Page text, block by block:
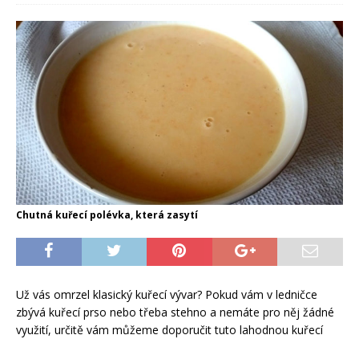
Chutná kuřecí polévka, která zasytí
Už vás omrzel klasický kuřecí vývar? Pokud vám v ledničce
zbývá kuřecí prso nebo třeba stehno a nemáte pro něj žádné
využití, určitě vám můžeme doporučit tuto lahodnou kuřecí